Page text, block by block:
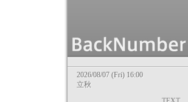
2026/08/07 (Fri) 16:00
立秋